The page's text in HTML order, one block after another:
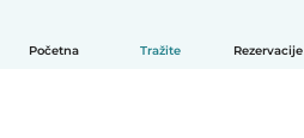
Početna Tražite Rezervacije